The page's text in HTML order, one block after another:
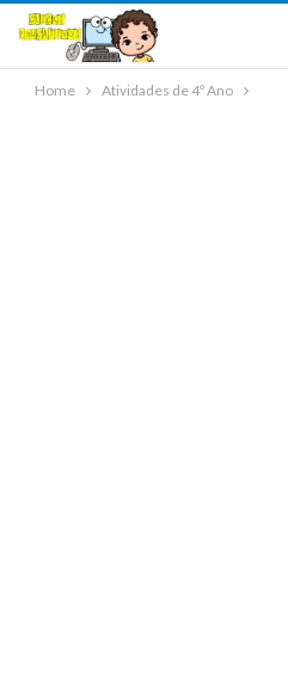
Home Atividades de 4º Ano